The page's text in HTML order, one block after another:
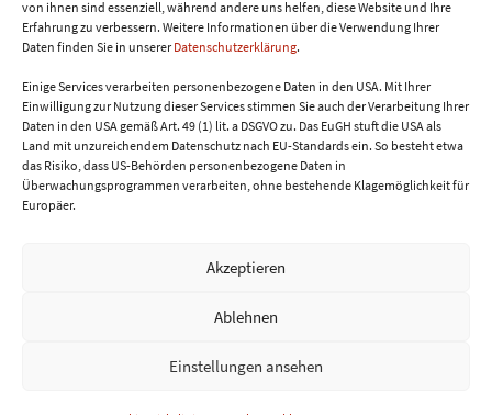
von ihnen sind essenziell, während andere uns helfen, diese Website und Ihre
Erfahrung zu verbessern. Weitere Informationen über die Verwendung Ihrer
Daten finden Sie in unsererDatenschutzerklärung.
Einige Services verarbeiten personenbezogene Daten in den USA. Mit Ihrer
Einwilligung zur Nutzung dieser Services stimmen Sie auch der Verarbeitung Ihrer
Daten in den USA gemäß Art. 49 (1) lit. a DSGVO zu. Das EuGH stuft die USA als
Land mit unzureichendem Datenschutz nach EU-Standards ein. So besteht etwa
das Risiko, dass US-Behörden personenbezogene Daten in
Überwachungsprogrammen verarbeiten, ohne bestehende Klagemöglichkeit für
Europäer.
Akzeptieren
Ablehnen
Einstellungen ansehen
Thema Datenschutz können Sie sich an folgende
Adresse wenden:
sigrid.weiss@aon.at
Datenschutzerklärung
Impressum